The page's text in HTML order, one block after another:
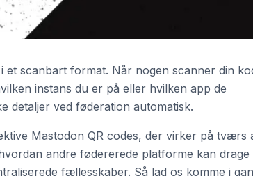
et scanbart format. Når nogen scanner din
instans du er på eller hvilken app de
detaljer ved føderation automatisk.
Mastodon QR codes, der virker på tværs
andre fødererede platforme kan drage
fællesskaber. Så lad os komme i